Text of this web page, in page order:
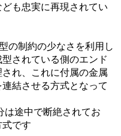
も忠実に再現されてい
の制約の少なさを利用し
されている側のエンド
れ、これに付属の金属
結させる方式となって
途中で断絶されてお
式です